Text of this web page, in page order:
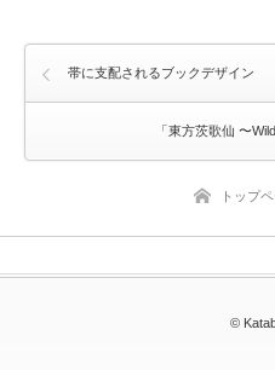
帯に支配されるブックデザイン
「東方茨歌仙 〜
トップ
©